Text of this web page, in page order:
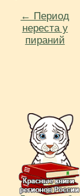
← Период
нереста у
пираний⁠⁠